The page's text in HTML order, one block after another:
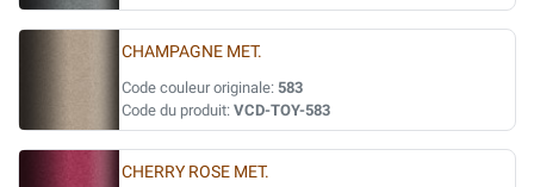
CHAMPAGNE MET.
Code couleur originale: 583
Code du produit: VCD-TOY-583
CHERRY ROSE MET.